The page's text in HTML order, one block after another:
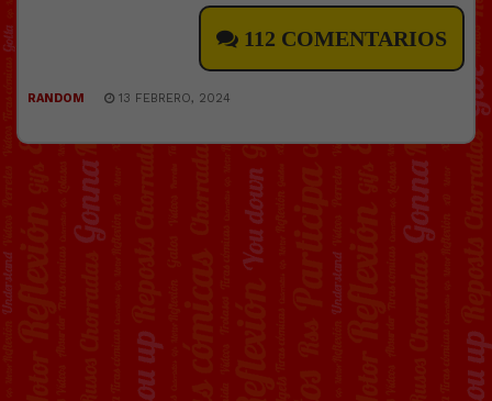
112 COMENTARIOS
RANDOM 13 FEBRERO, 2024